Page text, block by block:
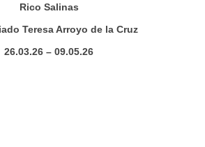
Rico Salinas
Teresa Arroyo de la Cruz
26.03.26 – 09.05.26